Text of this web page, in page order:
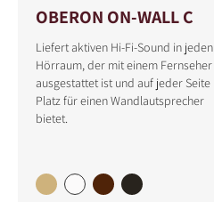
OBERON ON-WALL C
Liefert aktiven Hi-Fi-Sound in jeden
Hörraum, der mit einem Fernseher
ausgestattet ist und auf jeder Seite
Platz für einen Wandlautsprecher
bietet.